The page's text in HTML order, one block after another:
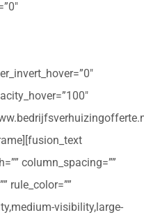
column_spacing=””
rule_color=””
visibility,large-